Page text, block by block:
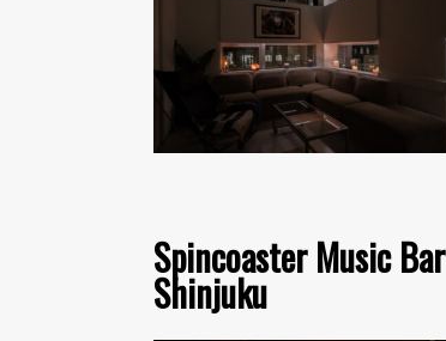
Spincoaster Music Bar
Shinjuku